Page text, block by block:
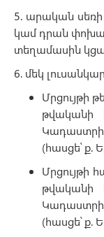
5. արական սեռի
կամ դրան
տեղամասին
6. մեկ
Մրցույթի
թվականի
(հասցե՝ ք.
Մրցույթի
թվականի
(հասցե՝ ք.